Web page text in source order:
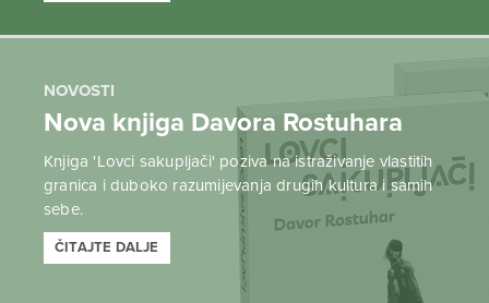
NOVOSTI
Nova knjiga Davora Rostuhara
Knjiga 'Lovci sakupljači' poziva na istraživanje vlastitih
granica i duboko razumijevanja drugih kultura i samih
sebe.
ČITAJTE DALJE